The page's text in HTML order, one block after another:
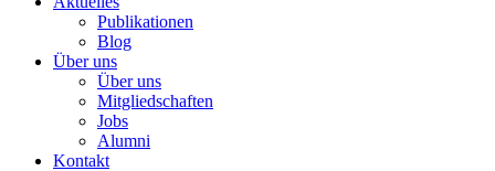
Publikationen
Blog
Über uns
Über uns
Mitgliedschaften
Jobs
Alumni
Kontakt